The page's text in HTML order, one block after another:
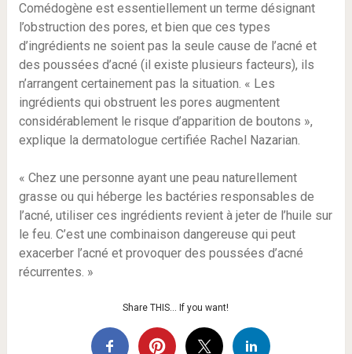
Comédogène est essentiellement un terme désignant
l’obstruction des pores, et bien que ces types
d’ingrédients ne soient pas la seule cause de l’acné et
des poussées d’acné (il existe plusieurs facteurs), ils
n’arrangent certainement pas la situation. « Les
ingrédients qui obstruent les pores augmentent
considérablement le risque d’apparition de boutons »,
explique la dermatologue certifiée Rachel Nazarian.
« Chez une personne ayant une peau naturellement
grasse ou qui héberge les bactéries responsables de
l’acné, utiliser ces ingrédients revient à jeter de l’huile sur
le feu. C’est une combinaison dangereuse qui peut
exacerber l’acné et provoquer des poussées d’acné
récurrentes. »
Share THIS… If you want!